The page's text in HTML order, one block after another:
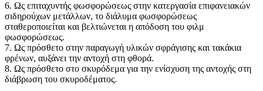
6. Ως επιταχυντής φωσφορώσεως στην κατεργασία επιφανειακών
σιδηρούχων μετάλλων, το διάλυμα φωσφορώσεως
σταθεροποιείται και βελτιώνεται η απόδοση του φιλμ
φωσφορώσεως.
7. Ως πρόσθετο στην παραγωγή υλικών σφράγισης και τακάκια
φρένων, αυξάνει την αντοχή στη φθορά.
8. Ως πρόσθετο στο σκυρόδεμα για την ενίσχυση της αντοχής στη
διάβρωση του σκυροδέματος.